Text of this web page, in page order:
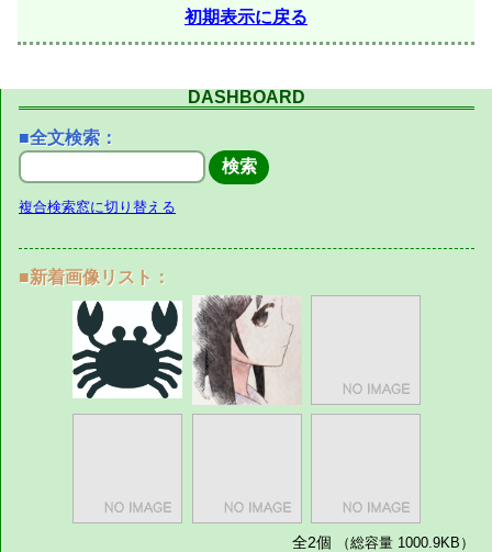
初期表示に戻る
DASHBOARD
■全文検索：
複合検索窓に切り替える
■新着画像リスト：
全2個 （総容量 1000.9KB）